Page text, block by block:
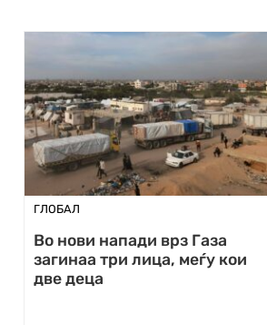
ГЛОБАЛ
Во нови напади врз Газа
загинаа три лица, меѓу кои
две деца